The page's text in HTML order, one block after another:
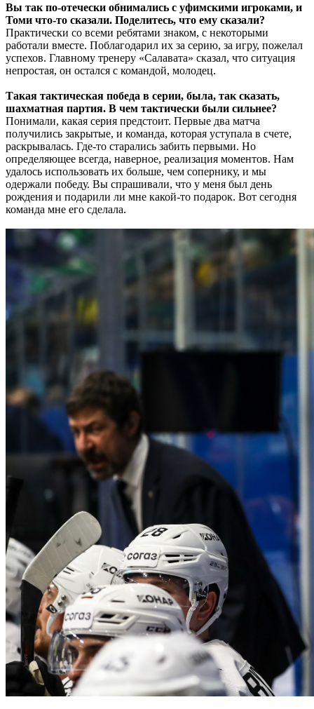
Вы так по-отечески обнимались с уфимскими игроками, и
Томи что-то сказали. Поделитесь, что ему сказали?
Практически со всеми ребятами знаком, с некоторыми
работали вместе. Поблагодарил их за серию, за игру, пожелал
успехов. Главному тренеру «Салавата» сказал, что ситуация
непростая, он остался с командой, молодец.
Такая тактическая победа в серии, была, так сказать,
шахматная партия. В чем тактически были сильнее?
Понимали, какая серия предстоит. Первые два матча
получились закрытые, и команда, которая уступала в счете,
раскрывалась. Где-то старались забить первыми. Но
определяющее всегда, наверное, реализация моментов. Нам
удалось использовать их больше, чем сопернику, и мы
одержали победу. Вы спрашивали, что у меня был день
рождения и подарили ли мне какой-то подарок. Вот сегодня
команда мне его сделала.